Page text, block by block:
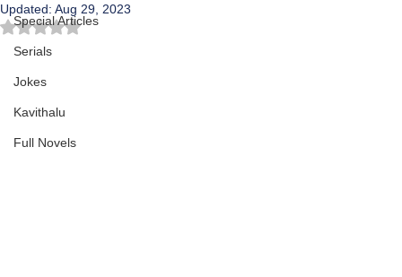
Special Articles
Serials
Jokes
Kavithalu
Full Novels
Updated: Aug 29, 2023
Rated NaN out of 5 stars.